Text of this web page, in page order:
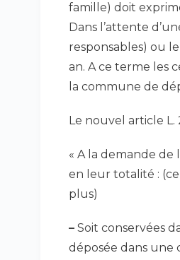
famille) doit
Dans l’attente
responsables) ou
an. A ce terme les
la commune de
Le nouvel article L.
« A la demande
en leur totalité :
plus)
– Soit conservées
déposée dans une